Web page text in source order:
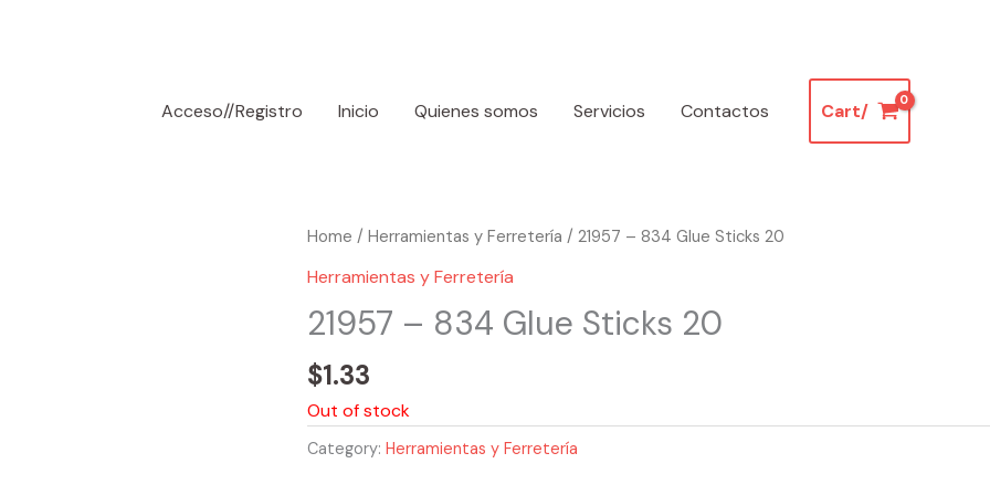
Acceso//Registro
Inicio Quienes somos Servicios Contactos Cart/
Home / Herramientas y Ferretería / 21957 – 834 Glue Sticks 20
Herramientas y Ferretería
21957 – 834 Glue Sticks 20
$1.33
Out of stock
Category: Herramientas y Ferretería